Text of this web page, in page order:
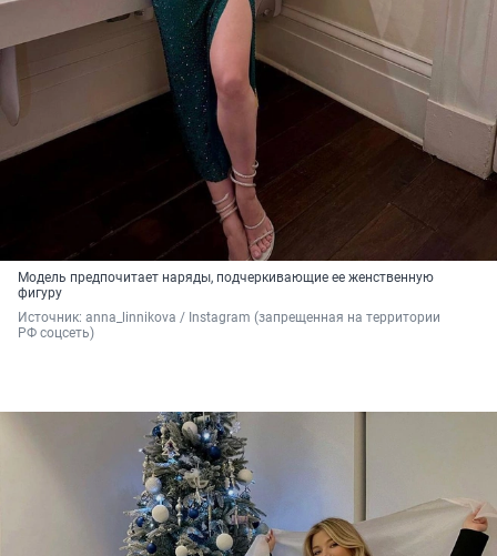
Модель предпочитает наряды, подчеркивающие ее женственную
фигуру
Источник: anna_linnikova / Instagram (запрещенная на территории
РФ соцсеть)